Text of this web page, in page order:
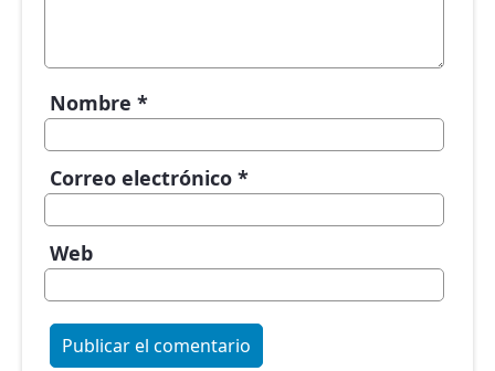
Nombre *
Correo electrónico *
Web